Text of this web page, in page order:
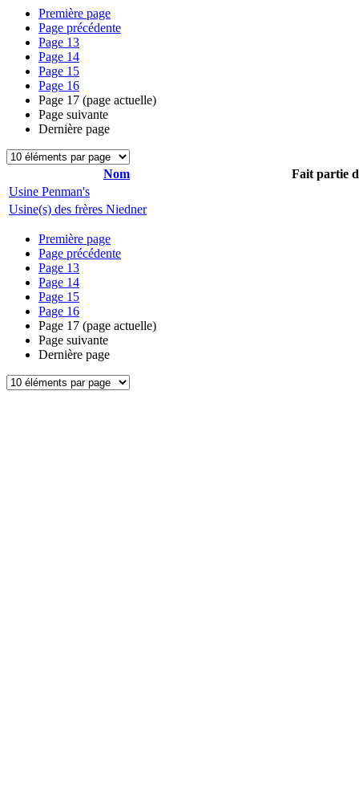
Première page
Page précédente
Page 13
Page 14
Page 15
Page 16
Page 17 (page actuelle)
Page suivante
Dernière page
Nom
Fait partie
Usine Penman's
Usine(s) des frères Niedner
Première page
Page précédente
Page 13
Page 14
Page 15
Page 16
Page 17 (page actuelle)
Page suivante
Dernière page